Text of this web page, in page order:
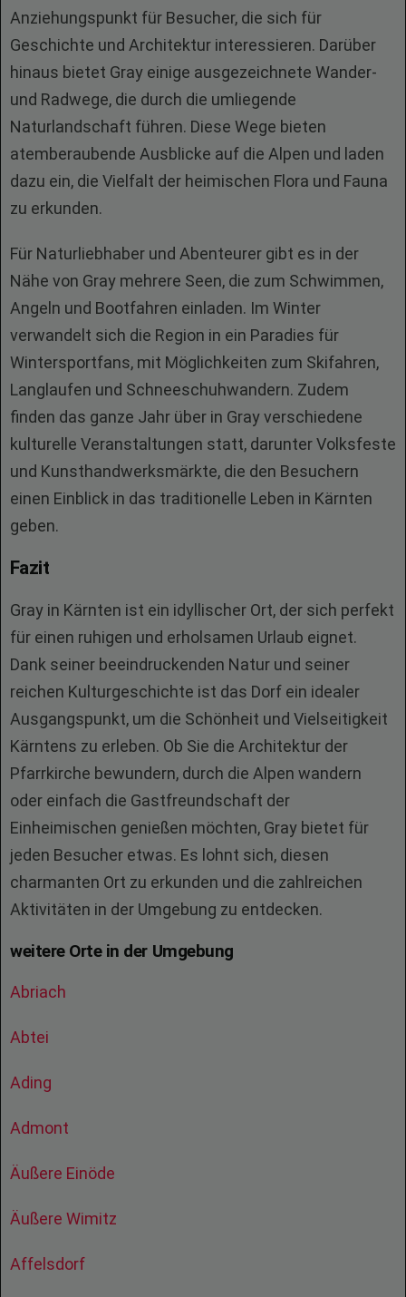
Anziehungspunkt für Besucher, die sich für
Geschichte und Architektur interessieren. Darüber
hinaus bietet Gray einige ausgezeichnete Wander-
und Radwege, die durch die umliegende
Naturlandschaft führen. Diese Wege bieten
atemberaubende Ausblicke auf die Alpen und laden
dazu ein, die Vielfalt der heimischen Flora und Fauna
zu erkunden.
Für Naturliebhaber und Abenteurer gibt es in der
Nähe von Gray mehrere Seen, die zum Schwimmen,
Angeln und Bootfahren einladen. Im Winter
verwandelt sich die Region in ein Paradies für
Wintersportfans, mit Möglichkeiten zum Skifahren,
Langlaufen und Schneeschuhwandern. Zudem
finden das ganze Jahr über in Gray verschiedene
kulturelle Veranstaltungen statt, darunter Volksfeste
und Kunsthandwerksmärkte, die den Besuchern
einen Einblick in das traditionelle Leben in Kärnten
geben.
Fazit
Gray in Kärnten ist ein idyllischer Ort, der sich perfekt
für einen ruhigen und erholsamen Urlaub eignet.
Dank seiner beeindruckenden Natur und seiner
reichen Kulturgeschichte ist das Dorf ein idealer
Ausgangspunkt, um die Schönheit und Vielseitigkeit
Kärntens zu erleben. Ob Sie die Architektur der
Pfarrkirche bewundern, durch die Alpen wandern
oder einfach die Gastfreundschaft der
Einheimischen genießen möchten, Gray bietet für
jeden Besucher etwas. Es lohnt sich, diesen
charmanten Ort zu erkunden und die zahlreichen
Aktivitäten in der Umgebung zu entdecken.
weitere Orte in der Umgebung
Abriach
Abtei
Ading
Admont
Äußere Einöde
Äußere Wimitz
Affelsdorf